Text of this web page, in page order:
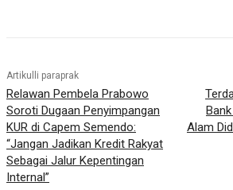
Artikulli paraprak
Relawan Pembela Prabowo
Soroti Dugaan Penyimpangan
KUR di Capem Semendo:
“Jangan Jadikan Kredit Rakyat
Sebagai Jalur Kepentingan
Internal”
Alam